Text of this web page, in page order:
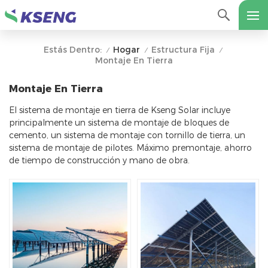
Estás Dentro: / Hogar / Estructura Fija /
Montaje En Tierra
Montaje En Tierra
El sistema de montaje en tierra de Kseng Solar incluye
principalmente un sistema de montaje de bloques de
cemento, un sistema de montaje con tornillo de tierra, un
sistema de montaje de pilotes. Máximo premontaje, ahorro
de tiempo de construcción y mano de obra.